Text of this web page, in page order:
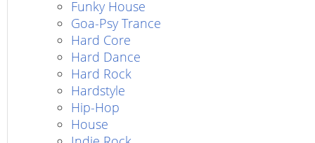
Funky House
Goa-Psy Trance
Hard Core
Hard Dance
Hard Rock
Hardstyle
Hip-Hop
House